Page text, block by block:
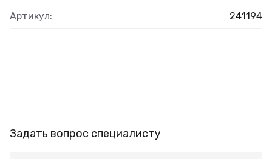
Артикул: 241194
Задать вопрос специалисту